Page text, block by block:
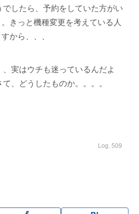
でしたら、予約をしていた方がい
きっと機種変更を考えている人
から、、、
、実はウチも迷っているんだよ
て、どうしたものか。。。。
Log. 509